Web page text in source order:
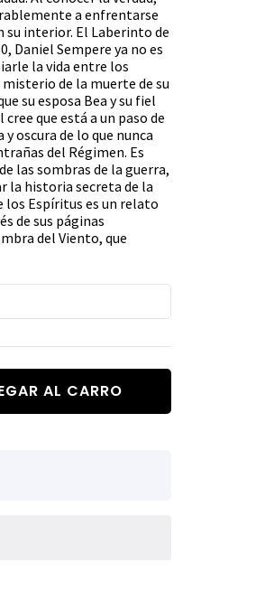
a enfrentarse
su interior. El Laberinto de
Daniel Sempere ya no es
la vida entre los
de la muerte de su
su esposa Bea y su fiel
que está a un paso de
oscura de lo que nunca
del Régimen. Es
las sombras de la guerra,
la historia secreta de la
Espíritus es un relato
de sus páginas
del Viento, que
AL CARRO